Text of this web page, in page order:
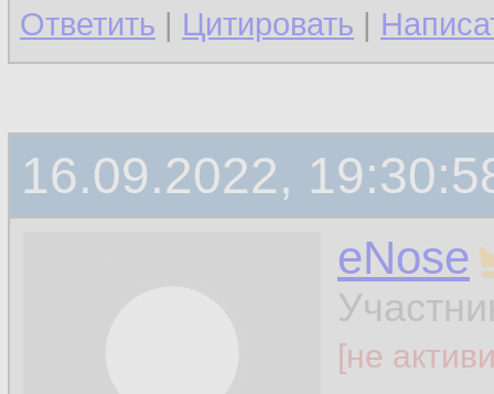
Ответить | Цитировать |
16.09.2022,
eNose
[не